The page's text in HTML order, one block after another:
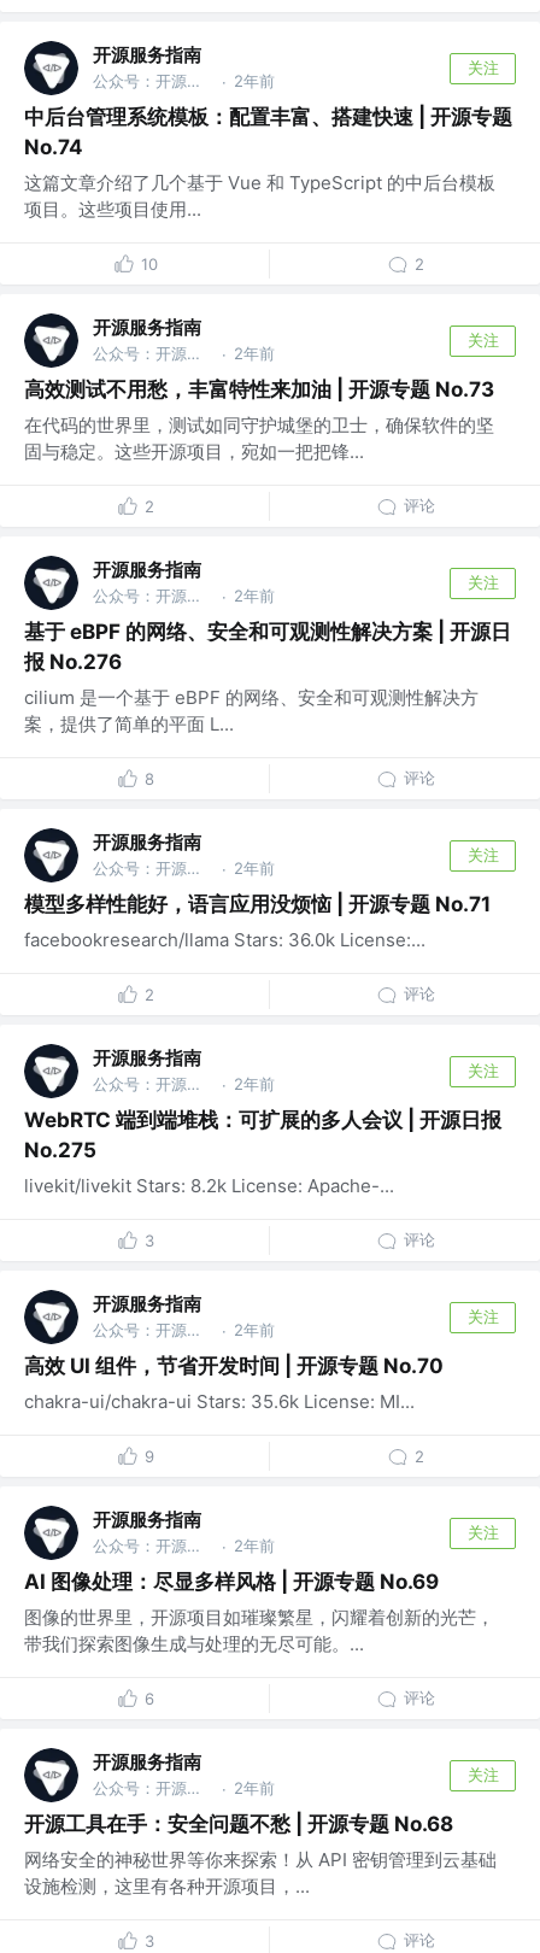
开源服务指南
公众号：开源服务指南 · 2年前
关注
中后台管理系统模板：配置丰富、搭建快速 | 开源专题
No.74
这篇文章介绍了几个基于 Vue 和 TypeScript 的中后台模板
项目。这些项目使用...
10 2
开源服务指南
公众号：开源服务指南 · 2年前
关注
高效测试不用愁，丰富特性来加油 | 开源专题 No.73
在代码的世界里，测试如同守护城堡的卫士，确保软件的坚
固与稳定。这些开源项目，宛如一把把锋...
2 评论
开源服务指南
公众号：开源服务指南 · 2年前
关注
基于 eBPF 的网络、安全和可观测性解决方案 | 开源日
报 No.276
cilium 是一个基于 eBPF 的网络、安全和可观测性解决方
案，提供了简单的平面 L...
8 评论
开源服务指南
公众号：开源服务指南 · 2年前
关注
模型多样性能好，语言应用没烦恼 | 开源专题 No.71
facebookresearch/llama Stars: 36.0k License:...
2 评论
开源服务指南
公众号：开源服务指南 · 2年前
关注
WebRTC 端到端堆栈：可扩展的多人会议 | 开源日报
No.275
livekit/livekit Stars: 8.2k License: Apache-...
3 评论
开源服务指南
公众号：开源服务指南 · 2年前
关注
高效 UI 组件，节省开发时间 | 开源专题 No.70
chakra-ui/chakra-ui Stars: 35.6k License: MI...
9 2
开源服务指南
公众号：开源服务指南 · 2年前
关注
AI 图像处理：尽显多样风格 | 开源专题 No.69
图像的世界里，开源项目如璀璨繁星，闪耀着创新的光芒，
带我们探索图像生成与处理的无尽可能。...
6 评论
开源服务指南
公众号：开源服务指南 · 2年前
关注
开源工具在手：安全问题不愁 | 开源专题 No.68
网络安全的神秘世界等你来探索！从 API 密钥管理到云基础
设施检测，这里有各种开源项目，...
3 评论